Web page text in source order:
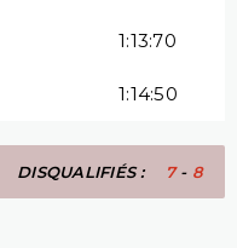
1:13:70
1:14:50
DISQUALIFIÉS : 7- 8